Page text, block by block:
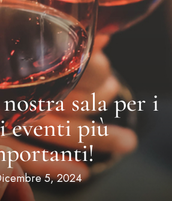
sala per i
eventi più
5, 2024